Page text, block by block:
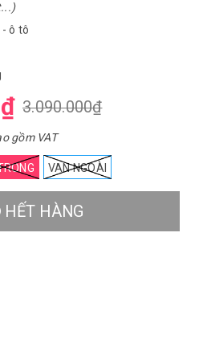
- ô tô
3.090.000₫
gồm VAT
VAN NGOÀI
HẾT HÀNG